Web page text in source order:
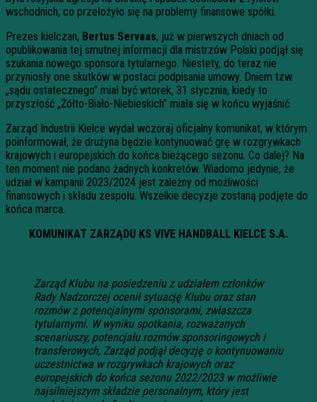
wschodnich, co przełożyło się na problemy finansowe spółki.
Prezes kielczan, Bertus Servaas, już w pierwszych dniach od
opublikowania tej smutnej informacji dla mistrzów Polski podjął się
szukania nowego sponsora tytularnego. Niestety, do teraz nie
przyniosły one skutków w postaci podpisania umowy. Dniem tzw.
„sądu ostatecznego” miał być wtorek, 31 stycznia, kiedy to
przyszłość „Żółto-Biało-Niebieskich” miała się w końcu wyjaśnić.
Zarząd Industrii Kielce wydał wczoraj oficjalny komunikat, w którym
poinformował, że drużyna będzie kontynuować grę w rozgrywkach
krajowych i europejskich do końca bieżącego sezonu. Co dalej? Na
ten moment nie podano żadnych konkretów. Wiadomo jedynie, że
udział w kampanii 2023/2024 jest zależny od możliwości
finansowych i składu zespołu. Wszelkie decyzje zostaną podjęte do
końca marca.
KOMUNIKAT ZARZĄDU KS VIVE HANDBALL KIELCE S.A.
Zarząd Klubu na posiedzeniu z udziałem członków
Rady Nadzorczej ocenił sytuację Klubu oraz stan
rozmów z potencjalnymi sponsorami, zwłaszcza
tytularnymi. W wyniku spotkania, rozważanych
scenariuszy, potencjału rozmów sponsoringowych i
transferowych, Zarząd podjął decyzję o kontynuowaniu
uczestnictwa w rozgrywkach krajowych oraz
europejskich do końca sezonu 2022/2023 w możliwie
najsilniejszym składzie personalnym, który jest